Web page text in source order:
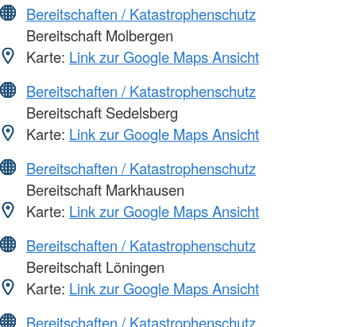
Bereitschaften / Katastrophenschutz
Bereitschaft Molbergen
Karte: Link zur Google Maps Ansicht
Bereitschaften / Katastrophenschutz
Bereitschaft Sedelsberg
Karte: Link zur Google Maps Ansicht
Bereitschaften / Katastrophenschutz
Bereitschaft Markhausen
Karte: Link zur Google Maps Ansicht
Bereitschaften / Katastrophenschutz
Bereitschaft Löningen
Karte: Link zur Google Maps Ansicht
Bereitschaften / Katastrophenschutz